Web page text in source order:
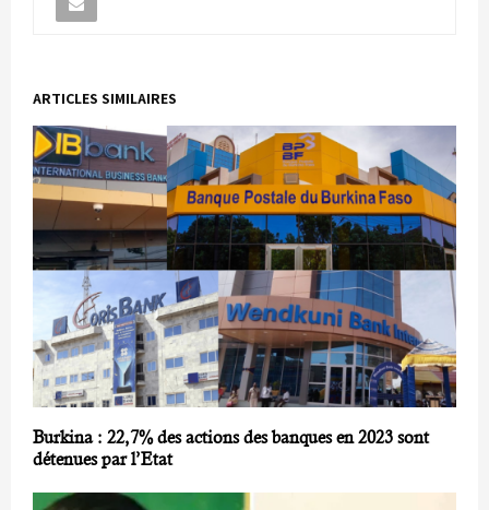
ARTICLES SIMILAIRES
Burkina : 22,7% des actions des banques en 2023 sont
détenues par l’Etat